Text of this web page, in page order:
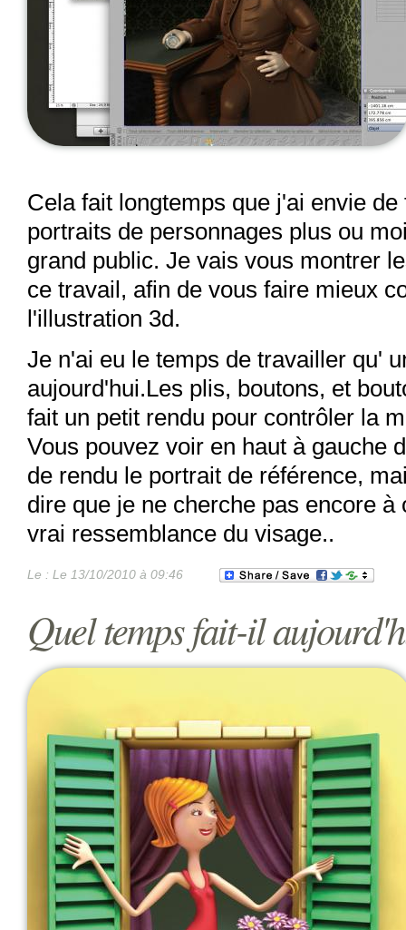
Cela fait longtemps que j'ai envie de
portraits de personnages plus ou
grand public. Je vais vous montrer
ce travail, afin de vous faire mieux
l'illustration 3d.
Je n'ai eu le temps de travailler qu'
aujourd'hui.Les plis, boutons, et
fait un petit rendu pour contrôler la
Vous pouvez voir en haut à gauche
de rendu le portrait de référence,
dire que je ne cherche pas encore à
vrai ressemblance du visage..
Le : Le 13/10/2010 à 09:46
Quel temps fait-il